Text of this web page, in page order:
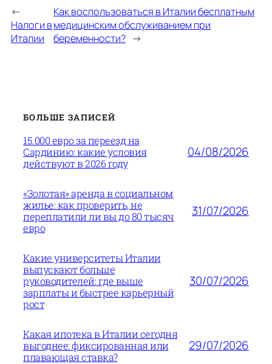
←
Налоги в
Италии
Как воспользоваться в Италии бесплатным
медицинским обслуживанием при
беременности? →
БОЛЬШЕ ЗАПИСЕЙ
15.000 евро за переезд на
Сардинию: какие условия
действуют в 2026 году
04/08/2026
«Золотая» аренда в социальном
жилье: как проверить, не
переплатили ли вы до 80 тысяч
евро
31/07/2026
Какие университеты Италии
выпускают больше
руководителей: где выше
зарплаты и быстрее карьерный
рост
30/07/2026
Какая ипотека в Италии сегодня
выгоднее: фиксированная или
плавающая ставка?
29/07/2026